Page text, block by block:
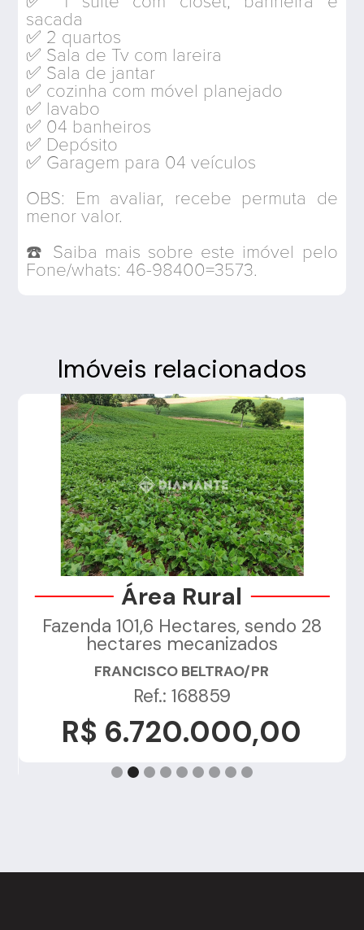
sacada
✅ 2 quartos
✅ Sala de Tv com lareira
✅ Sala de jantar
✅ cozinha com móvel planejado
✅ lavabo
✅ 04 banheiros
✅ Depósito
✅ Garagem para 04 veículos
OBS: Em avaliar, recebe permuta de
menor valor.
☎️ Saiba mais sobre este imóvel pelo
Fone/whats: 46-98400=3573.
Imóveis relacionados
Área Rural
Fazenda 101,6 Hectares, sendo 28
hectares mecanizados
FRANCISCO BELTRAO/PR
Ref.: 168859
R$ 6.720.000,00